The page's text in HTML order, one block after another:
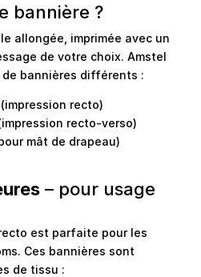
bannière ?
allongée, imprimée avec un
de votre choix. Amstel
bannières différents :
recto)
recto-verso)
mât de drapeau)
– pour usage
est parfaite pour les
Ces bannières sont
de tissu :